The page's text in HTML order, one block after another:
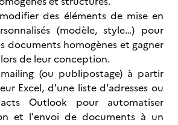
des éléments de mise en
(modèle, style…) pour
documents homogènes et gagner
de leur conception.
(ou publipostage) à partir
Excel, d'une liste d'adresses ou
Outlook pour automatiser
et l'envoi de documents à un